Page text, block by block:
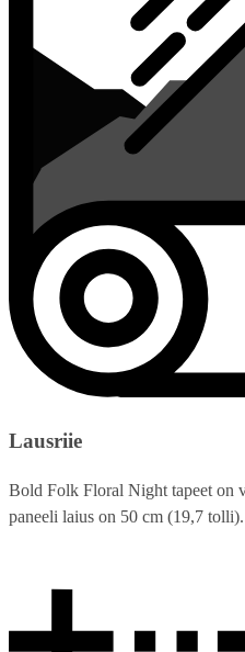
Lausriie
Bold Folk Floral Night tapeet on
paneeli laius on 50 cm (19,7 tolli).